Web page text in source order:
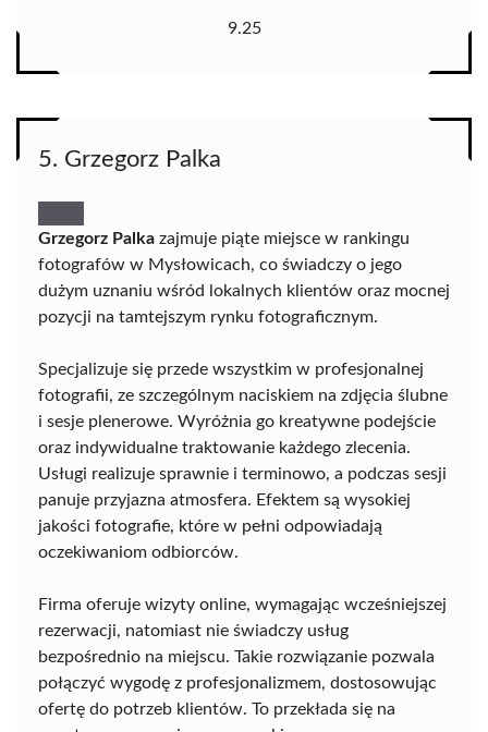
9.25
5. Grzegorz Palka
Grzegorz Palka zajmuje piąte miejsce w rankingu
fotografów w Mysłowicach, co świadczy o jego
dużym uznaniu wśród lokalnych klientów oraz mocnej
pozycji na tamtejszym rynku fotograficznym.
Specjalizuje się przede wszystkim w profesjonalnej
fotografii, ze szczególnym naciskiem na zdjęcia ślubne
i sesje plenerowe. Wyróżnia go kreatywne podejście
oraz indywidualne traktowanie każdego zlecenia.
Usługi realizuje sprawnie i terminowo, a podczas sesji
panuje przyjazna atmosfera. Efektem są wysokiej
jakości fotografie, które w pełni odpowiadają
oczekiwaniom odbiorców.
Firma oferuje wizyty online, wymagając wcześniejszej
rezerwacji, natomiast nie świadczy usług
bezpośrednio na miejscu. Takie rozwiązanie pozwala
połączyć wygodę z profesjonalizmem, dostosowując
ofertę do potrzeb klientów. To przekłada się na